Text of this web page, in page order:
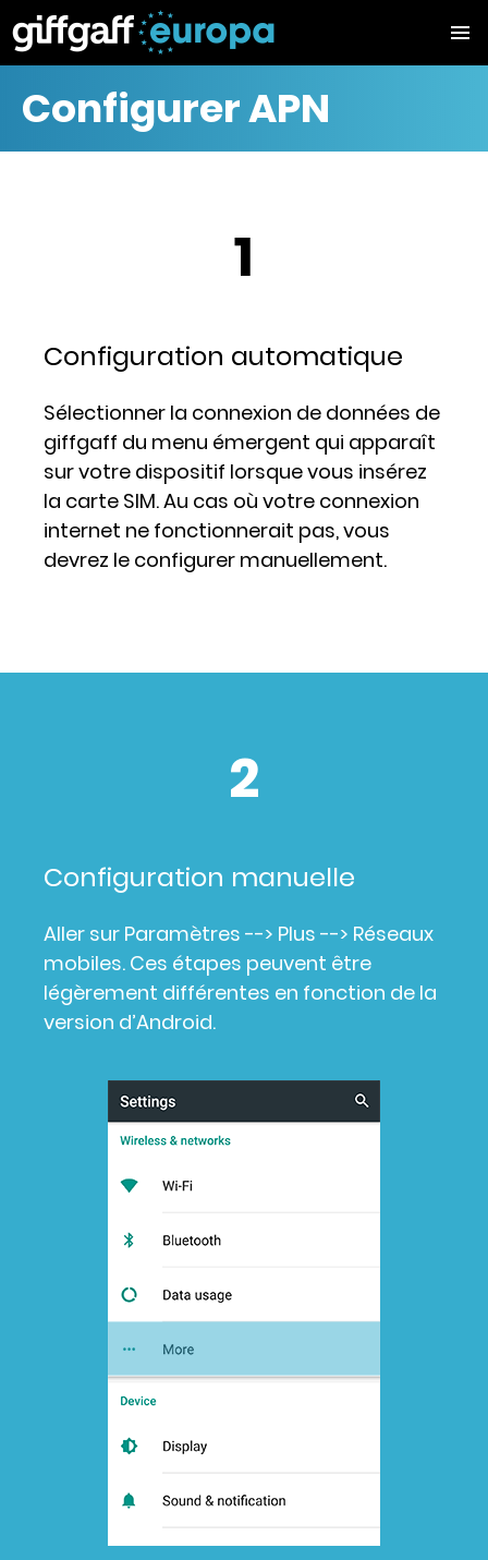
Configurer APN
1
Configuration automatique
Sélectionner la connexion de données de
giffgaff du menu émergent qui apparaît
sur votre dispositif lorsque vous insérez
la carte SIM. Au cas où votre connexion
internet ne fonctionnerait pas, vous
devrez le configurer manuellement.
2
Configuration manuelle
Aller sur Paramètres --> Plus --> Réseaux
mobiles. Ces étapes peuvent être
légèrement différentes en fonction de la
version d’Android.